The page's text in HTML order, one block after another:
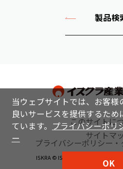
当ウェブサイトでは、お客様
良いサービスを提供するため
ています。 プライバシーポリ
ー
OK
製品検
このサイトに
サイトマ
プライバシーポリシー
ISKRA © ISKRA INDUSTRY CO.,